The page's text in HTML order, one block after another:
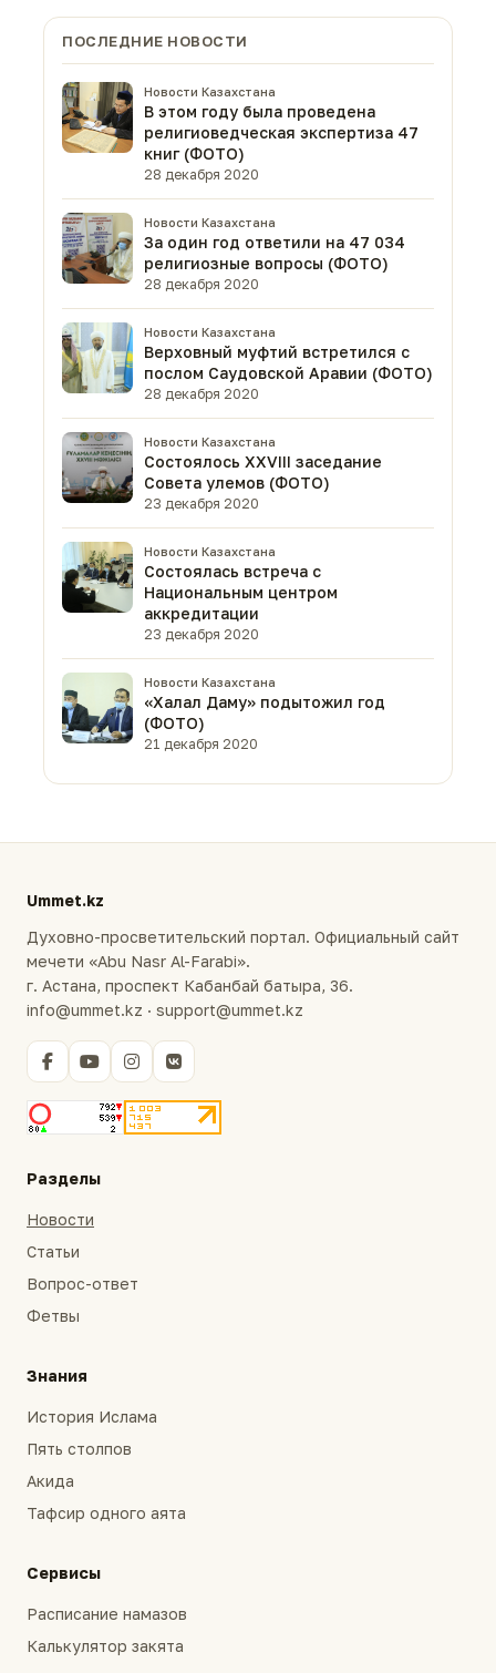
ПОСЛЕДНИЕ НОВОСТИ
Новости Казахстана
В этом году была проведена
религиоведческая экспертиза 47
книг (ФОТО)
28 декабря 2020
Новости Казахстана
За один год ответили на 47 034
религиозные вопросы (ФОТО)
28 декабря 2020
Новости Казахстана
Верховный муфтий встретился с
послом Саудовской Аравии (ФОТО)
28 декабря 2020
Новости Казахстана
Состоялось XXVIII заседание
Совета улемов (ФОТО)
23 декабря 2020
Новости Казахстана
Состоялась встреча с
Национальным центром
аккредитации
23 декабря 2020
Новости Казахстана
«Халал Даму» подытожил год
(ФОТО)
21 декабря 2020
Ummet.kz
Духовно-просветительский портал. Официальный сайт
мечети «Abu Nasr Al-Farabi».
г. Астана, проспект Кабанбай батыра, 36.
info@ummet.kz · support@ummet.kz
Разделы
Новости
Статьи
Вопрос-ответ
Фетвы
Знания
История Ислама
Пять столпов
Акида
Тафсир одного аята
Сервисы
Расписание намазов
Калькулятор закята